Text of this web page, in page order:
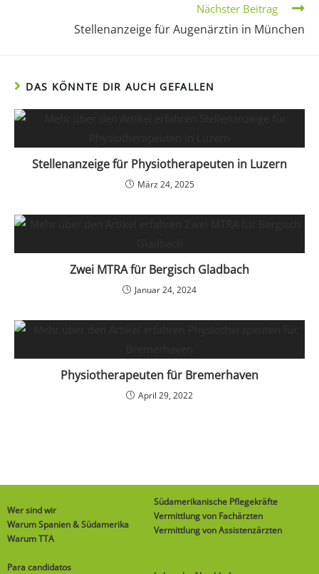
Nächster Beitrag
Stellenanzeige für Augenärztin in München
DAS KÖNNTE DIR AUCH GEFALLEN
Stellenanzeige für Physiotherapeuten in Luzern
März 24, 2025
Zwei MTRA für Bergisch Gladbach
Januar 24, 2024
Physiotherapeuten für Bremerhaven
April 29, 2022
Wer sind wir
Warum Spanien & Südamerika
Warum TTA
Südamerikanische Pflegekräfte
Vermittlung von Fachärzten
Vermittlung von Assistenzärzten
Para candidatos